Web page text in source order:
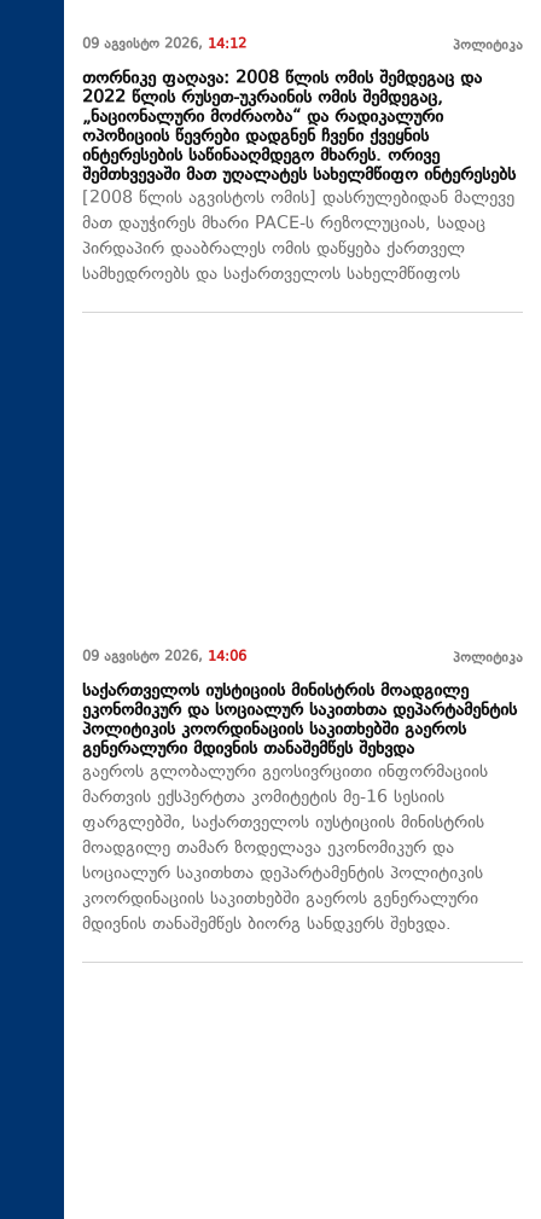
09 აგვისტო 2026, 14:12 პოლიტიკა
თორნიკე ფაღავა: 2008 წლის ომის შემდეგაც და
2022 წლის რუსეთ-უკრაინის ომის შემდეგაც,
„ნაციონალური მოძრაობა“ და რადიკალური
ოპოზიციის წევრები დადგნენ ჩვენი ქვეყნის
ინტერესების საწინააღმდეგო მხარეს. ორივე
შემთხვევაში მათ უღალატეს სახელმწიფო ინტერესებს
[2008 წლის აგვისტოს ომის] დასრულებიდან მალევე
მათ დაუჭირეს მხარი PACE-ს რეზოლუციას, სადაც
პირდაპირ დააბრალეს ომის დაწყება ქართველ
სამხედროებს და საქართველოს სახელმწიფოს
09 აგვისტო 2026, 14:06 პოლიტიკა
საქართველოს იუსტიციის მინისტრის მოადგილე
ეკონომიკურ და სოციალურ საკითხთა დეპარტამენტის
პოლიტიკის კოორდინაციის საკითხებში გაეროს
გენერალური მდივნის თანაშემწეს შეხვდა
გაეროს გლობალური გეოსივრცითი ინფორმაციის
მართვის ექსპერტთა კომიტეტის მე-16 სესიის
ფარგლებში, საქართველოს იუსტიციის მინისტრის
მოადგილე თამარ ზოდელავა ეკონომიკურ და
სოციალურ საკითხთა დეპარტამენტის პოლიტიკის
კოორდინაციის საკითხებში გაეროს გენერალური
მდივნის თანაშემწეს ბიორგ სანდკერს შეხვდა.